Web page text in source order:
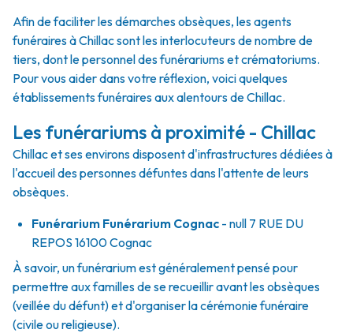
Afin de faciliter les démarches obsèques, les agents
funéraires à Chillac sont les interlocuteurs de nombre de
tiers, dont le personnel des funérariums et crématoriums.
Pour vous aider dans votre réflexion, voici quelques
établissements funéraires aux alentours de Chillac.
Les funérariums à proximité - Chillac
Chillac et ses environs disposent d'infrastructures dédiées à
l'accueil des personnes défuntes dans l'attente de leurs
obsèques.
Funérarium Funérarium Cognac - null 7 RUE DU
REPOS 16100Cognac
À savoir, un funérarium est généralement pensé pour
permettre aux familles de se recueillir avant les obsèques
(veillée du défunt) et d'organiser la cérémonie funéraire
(civile ou religieuse).